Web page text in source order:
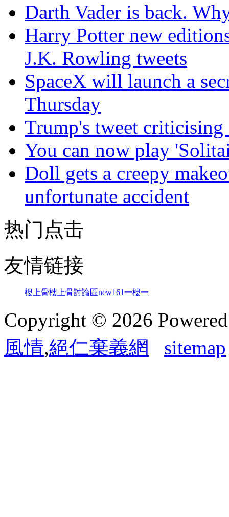
Darth Vader is back.
Harry Potter new
J.K. Rowling tweets
SpaceX will launch a
Thursday
Trump's tweet
You can now play
Doll gets a creepy
unfortunate accident
热门点击
友情链接
樓上骨樓上骨討論區new161一樓一
Copyright © 2026
風情,絕仁棄義網 sitemap